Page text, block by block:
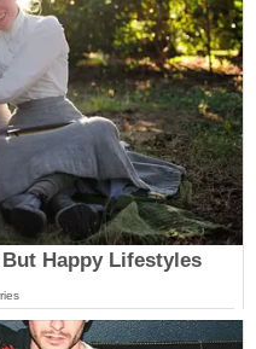
Happy Lifestyles